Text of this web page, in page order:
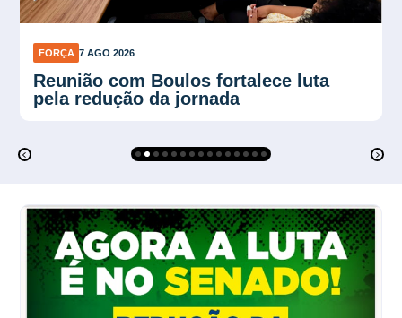
FORÇA 7 AGO 2026
Plano Verão reforça proteção contra
calor no trabalho